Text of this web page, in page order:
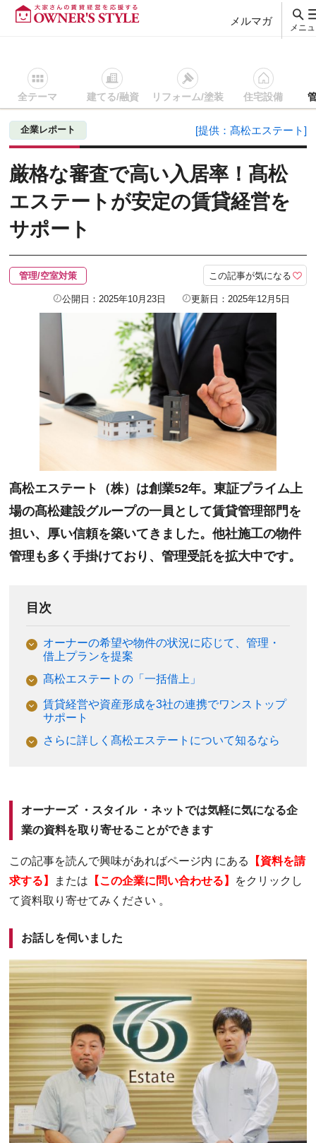
メルマガ
メニ
全テーマ 建てる/融資 リフォーム/塗装 住宅設備
賃貸経営ＴＯＰ 管理/空室対策 記事を読む 厳格な審査で
企業レポート [提供：髙松エステート]
厳格な審査で高い入居率！髙松
エステートが安定の賃貸経営を
サポート
管理/空室対策 この記事が気になる
公開日：2025年10月23日 更新日：2025年12月5日
髙松エステート（株）は創業52年。東証プライム上
場の髙松建設グループの一員として賃貸管理部門を
担い、厚い信頼を築いてきました。他社施工の物件
管理も多く手掛けており、管理受託を拡大中です。
目次
オーナーの希望や物件の状況に応じて、管理・
借上プランを提案
髙松エステートの「一括借上」
賃貸経営や資産形成を3社の連携でワンストップ
サポート
さらに詳しく髙松エステートについて知るなら
オーナーズ ・スタイル ・ネットでは気軽に気になる企
業の資料を取り寄せることができます
この記事を読んで興味があればページ内 にある
【資料を請
求する】
または 【この企業に問い合わせる】 をクリックし
て資料取り寄せてみください 。
お話しを伺いました